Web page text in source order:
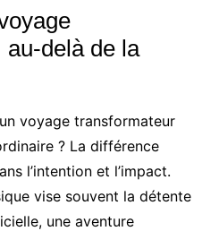
delà de la
voyage transformateur
? La différence
l’intention et l’impact.
vise souvent la détente
une aventure